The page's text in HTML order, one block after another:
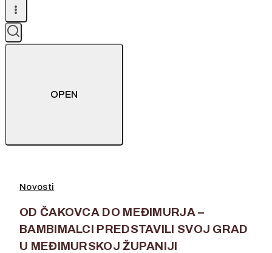
OPEN
Novosti
OD ČAKOVCA DO MEĐIMURJA –
BAMBIMALCI PREDSTAVILI SVOJ GRAD
U MEĐIMURSKOJ ŽUPANIJI